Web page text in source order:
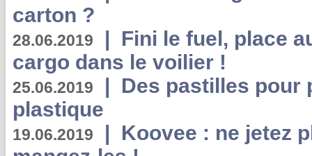
carton ?
28.06.2019 | Fini le fuel, place
cargo dans le voilier !
25.06.2019 | Des pastilles pour
plastique
19.06.2019 | Koovee : ne jetez